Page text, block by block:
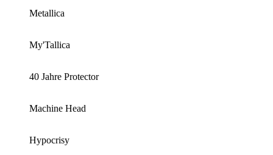
Metallica
My'Tallica
40 Jahre Protector
Machine Head
Hypocrisy